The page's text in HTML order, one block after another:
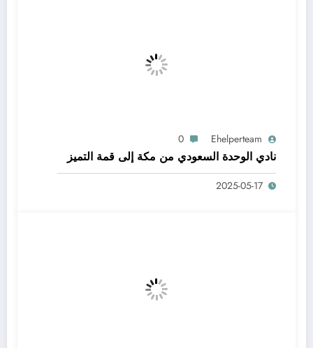
Ehelperteam
0
نادي الوحدة السعودي من مكة إلى قمة التميز
2025-05-17